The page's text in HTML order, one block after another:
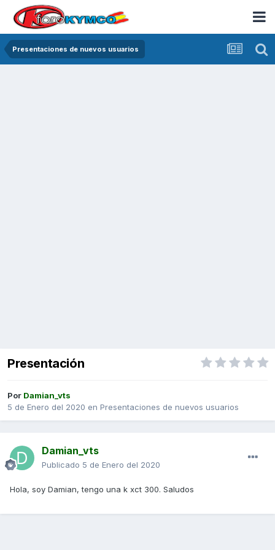
Presentaciones de nuevos usuarios
Presentación
Por Damian_vts
5 de Enero del 2020 en Presentaciones de nuevos usuarios
Damian_vts
Publicado 5 de Enero del 2020
Hola, soy Damian, tengo una k xct 300. Saludos